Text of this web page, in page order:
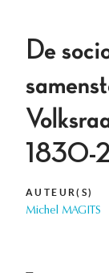
De
1830-
AUTEUR(S)
Michel MAGITS